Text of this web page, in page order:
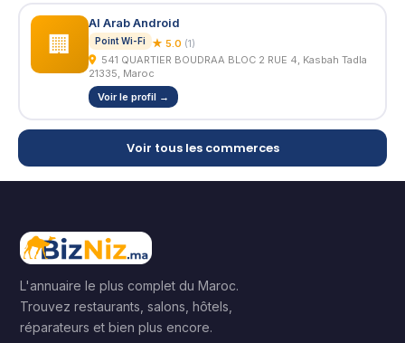
🏢
Al Arab Android
Point Wi-Fi ★ 5.0 (1)
21335, Maroc
Voir le profil →
Voir tous les commerces
L'annuaire le plus complet du Maroc.
Trouvez restaurants, salons, hôtels,
réparateurs et bien plus encore.